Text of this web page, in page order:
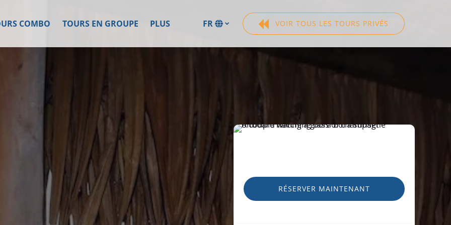
COMBO TOURS EN GROUPE PLUS
Menu
Sélectionnez
FR VOIR TOUS LES TOURS PRIVÉS
RÉSERVER MAINTENANT